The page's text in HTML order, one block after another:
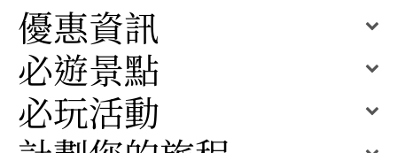
優惠資訊
必遊景點
必玩活動